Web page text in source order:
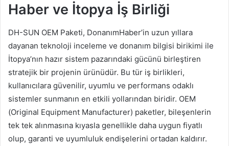
Haber ve İtopya İş Birliği
DH-SUN OEM Paketi, DonanımHaber’in uzun yıllara
dayanan teknoloji inceleme ve donanım bilgisi birikimi ile
İtopya’nın hazır sistem pazarındaki gücünü birleştiren
stratejik bir projenin ürünüdür. Bu tür iş birlikleri,
kullanıcılara güvenilir, uyumlu ve performans odaklı
sistemler sunmanın en etkili yollarından biridir. OEM
(Original Equipment Manufacturer) paketler, bileşenlerin
tek tek alınmasına kıyasla genellikle daha uygun fiyatlı
olup, garanti ve uyumluluk endişelerini ortadan kaldırır.